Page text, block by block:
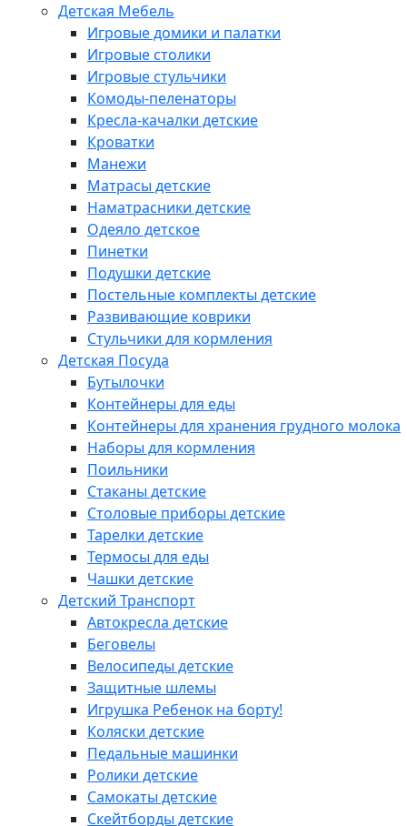
Детская Мебель
Игровые домики и палатки
Игровые столики
Игровые стульчики
Комоды-пеленаторы
Кресла-качалки детские
Кроватки
Манежи
Матрасы детские
Наматрасники детские
Одеяло детское
Пинетки
Подушки детские
Постельные комплекты детские
Развивающие коврики
Стульчики для кормления
Детская Посуда
Бутылочки
Контейнеры для еды
Контейнеры для хранения грудного молока
Наборы для кормления
Поильники
Стаканы детские
Столовые приборы детские
Тарелки детские
Термосы для еды
Чашки детские
Детский Транспорт
Автокресла детские
Беговелы
Велосипеды детские
Защитные шлемы
Игрушка Ребенок на борту!
Коляски детские
Педальные машинки
Ролики детские
Самокаты детские
Скейтборды детские